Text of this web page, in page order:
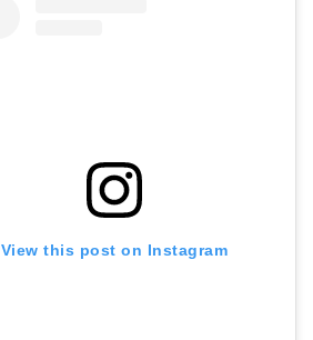
View this post on Instagram